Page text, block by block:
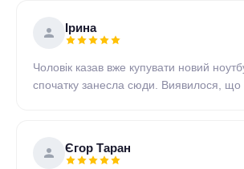
Ірина
Чоловік казав вже купувати новий
спочатку занесла сюди. Виявилося, що
Єгор Таран